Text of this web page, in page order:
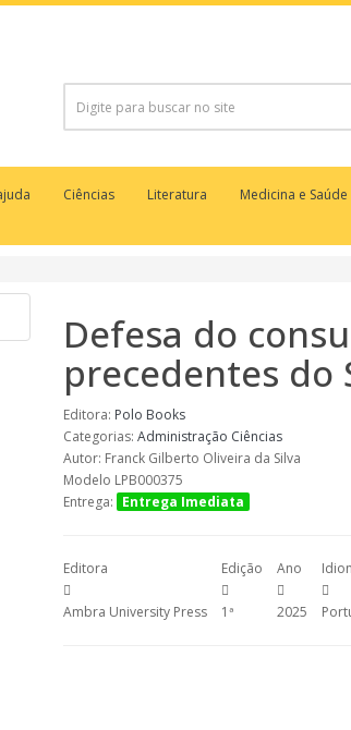
Ciências Literatura Medicina e Saúde
Defesa do
precedentes do
Editora: Polo Books
Categorias: Administração Ciências
Autor: Franck Gilberto Oliveira da Silva
Modelo LPB000375
Entrega: Entrega Imediata
Editora
Ambra University Press
Edição
1ª
Ano
2025